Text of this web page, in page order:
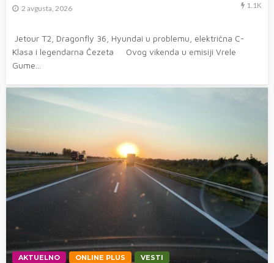
2 avgusta, 2026 1.1K
Jetour T2, Dragonfly 36, Hyundai u problemu, električna C-
Klasa i legendarna Čezeta Ovog vikenda u emisiji Vrele
Gume...
AKTUELNO ONLINE PLUS VESTI